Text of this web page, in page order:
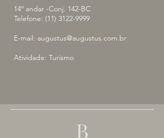
14º andar -Conj. 142-BC
Telefone: (11) 3122-9999
E-mail: augustus@augustus.com.br
Atividade: Turismo
B